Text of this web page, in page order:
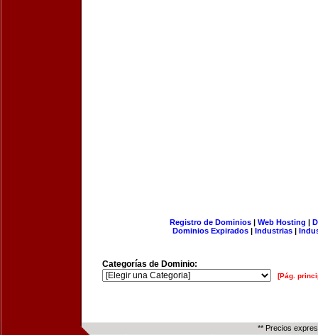
Registro de Dominios| Web Hosting |
Dominios Expirados | Industrias |
Categorías de Dominio:
[Pág.
** Precios